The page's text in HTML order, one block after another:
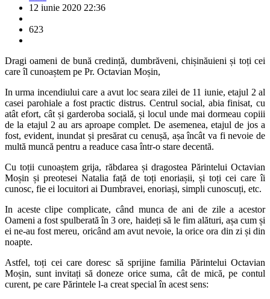
12 iunie 2020 22:36
623
Dragi oameni de bună credință, dumbrăveni, chișinăuieni și toți cei
care îl cunoaștem pe Pr. Octavian Moșin,
In urma incendiului care a avut loc seara zilei de 11 iunie, etajul 2 al
casei parohiale a fost practic distrus. Centrul social, abia finisat, cu
atât efort, cât și garderoba socială, și locul unde mai dormeau copiii
de la etajul 2 au ars aproape complet. De asemenea, etajul de jos a
fost, evident, inundat și presărat cu cenușă, așa încât va fi nevoie de
multă muncă pentru a readuce casa într-o stare decentă.
Cu toții cunoaștem grija, răbdarea și dragostea Părintelui Octavian
Moșin și preotesei Natalia față de toți enoriașii, și toți cei care îi
cunosc, fie ei locuitori ai Dumbravei, enoriași, simpli cunoscuți, etc.
In aceste clipe complicate, când munca de ani de zile a acestor
Oameni a fost spulberată în 3 ore, haideți să le fim alături, așa cum și
ei ne-au fost mereu, oricând am avut nevoie, la orice ora din zi și din
noapte.
Astfel, toți cei care doresc să sprijine familia Părintelui Octavian
Moșin, sunt invitați să doneze orice suma, cât de mică, pe contul
curent, pe care Părintele l-a creat special în acest sens: